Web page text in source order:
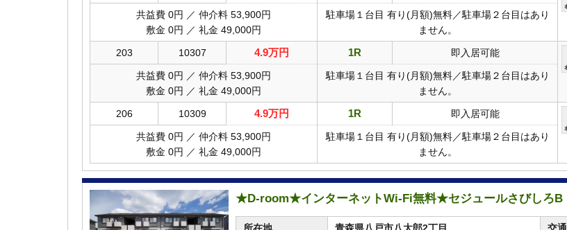
共益費 0円 ／ 仲介料 53,900円
敷金 0円 ／ 礼金 49,000円
駐車場１台目 有り(月額)無料／駐車場２台目はあり
ません。
203 10307 4.9万円 1R 即入居可能
共益費 0円 ／ 仲介料 53,900円
敷金 0円 ／ 礼金 49,000円
駐車場１台目 有り(月額)無料／駐車場２台目はあり
ません。
206 10309 4.9万円 1R 即入居可能
共益費 0円 ／ 仲介料 53,900円
敷金 0円 ／ 礼金 49,000円
駐車場１台目 有り(月額)無料／駐車場２台目はあり
ません。
★D-room★インターネットWi-Fi無料★セジュールさびしろB